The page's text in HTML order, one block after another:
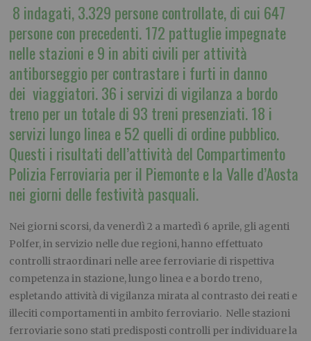
8 indagati, 3.329 persone controllate, di cui 647
persone con precedenti. 172 pattuglie impegnate
nelle stazioni e 9 in abiti civili per attività
antiborseggio per contrastare i furti in danno
dei viaggiatori. 36 i servizi di vigilanza a bordo
treno per un totale di 93 treni presenziati. 18 i
servizi lungo linea e 52 quelli di ordine pubblico.
Questi i risultati dell’attività del Compartimento
Polizia Ferroviaria per il Piemonte e la Valle d’Aosta
nei giorni delle festività pasquali.
Nei giorni scorsi, da venerdì 2 a martedì 6 aprile, gli agenti
Polfer, in servizio nelle due regioni, hanno effettuato
controlli straordinari nelle aree ferroviarie di rispettiva
competenza in stazione, lungo linea e a bordo treno,
espletando attività di vigilanza mirata al contrasto dei reati e
illeciti comportamenti in ambito ferroviario. Nelle stazioni
ferroviarie sono stati predisposti controlli per individuare la